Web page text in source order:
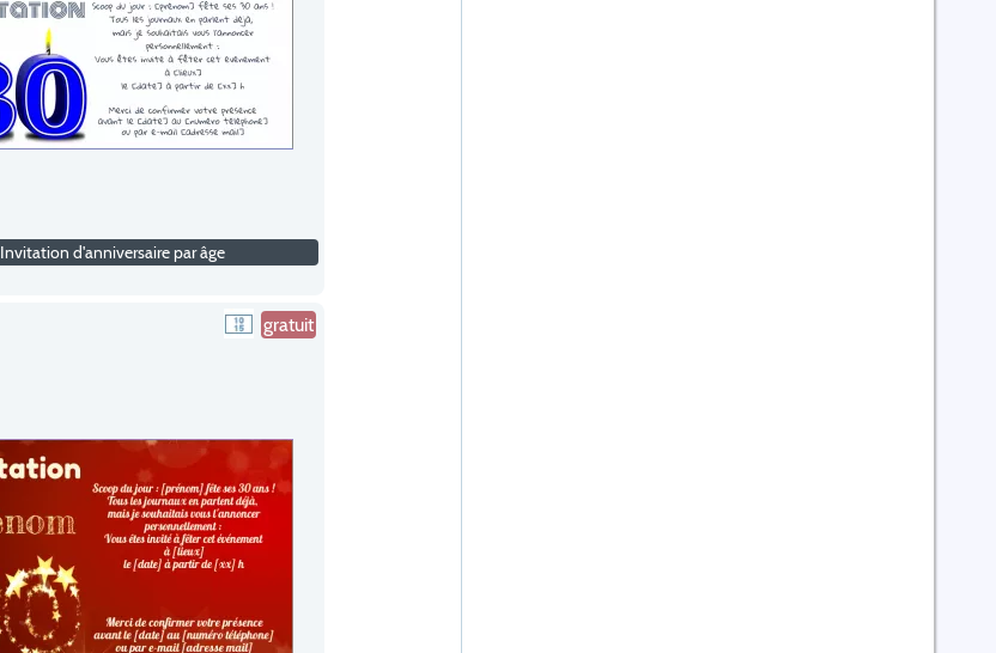
Invitation d'anniversaire par âge
gratuit